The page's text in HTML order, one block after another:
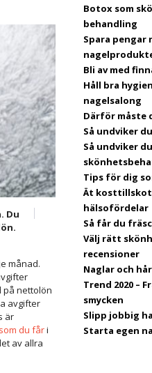
Du
månad.
på nettolön
avgifter
är
du fåri
av allra
Botox som
behandling
Spara pengar
Bli av med
Håll bra
nagelsalong
Därför måste
Så undviker
Så undviker
Tips för dig
Ät
hälsofördelar
Så får du
Välj rätt
recensioner
Naglar och
Trend 2020 –
smycken
Slipp jobbig
Starta egen